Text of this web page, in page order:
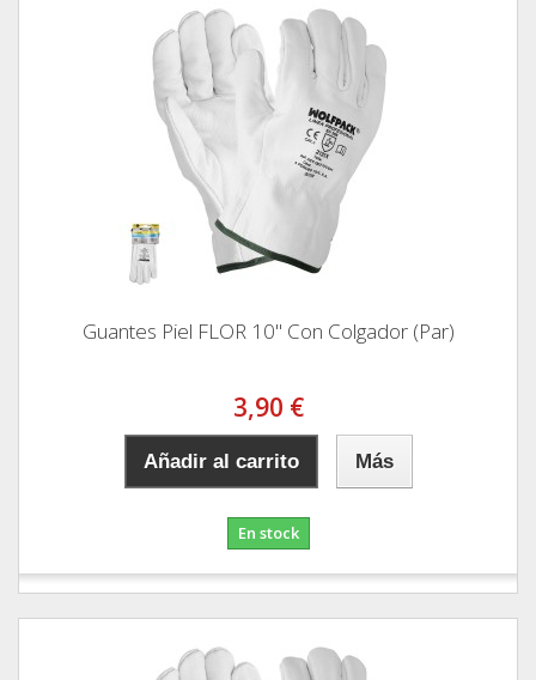
Guantes Piel FLOR 10" Con Colgador (Par)
3,90 €
Añadir al carrito Más
En stock